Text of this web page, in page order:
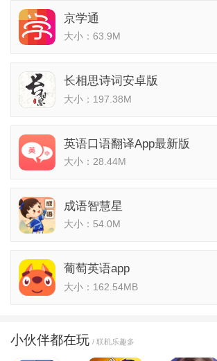
京学通
大小：63.9M
长相思诗词安卓版
大小：197.38M
英语口语翻译App最新版
大小：28.44M
成语智慧星
大小：54.0M
葡萄英语app
大小：162.54MB
小伙伴都在玩 / 联机乐趣多